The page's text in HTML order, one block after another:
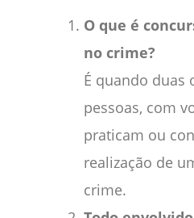
O que é
no crime?
É quando duas
pessoas, com
praticam ou
realização de
crime.